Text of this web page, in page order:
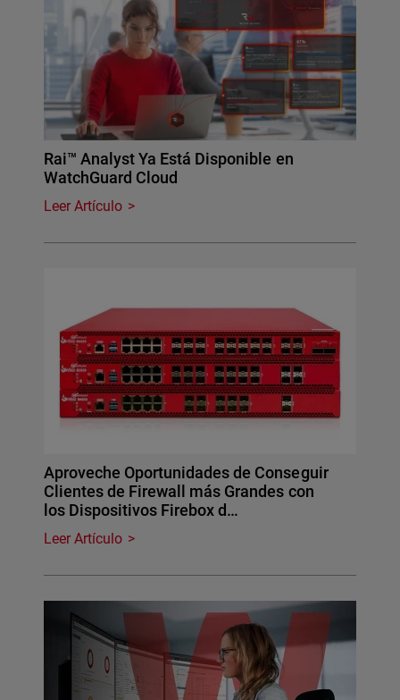
Rai™ Analyst Ya Está Disponible en
WatchGuard Cloud
Leer Artículo
Aproveche Oportunidades de Conseguir
Clientes de Firewall más Grandes con
los Dispositivos Firebox d…
Leer Artículo